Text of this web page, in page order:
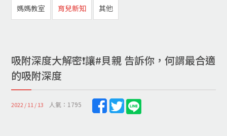
媽媽教室 育兒新知 其他
吸附深度大解密❗️讓#貝親 告訴你，何謂最合適
的吸附深度
2022 / 11 / 13 人氣：1795